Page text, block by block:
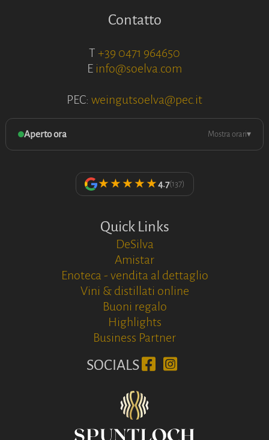
Contatto
T +39 0471 964650
E info@soelva.com
PEC: weingutsoelva@pec.it
Aperto ora Mostra orari▾
★★★★★4.7(137)
Quick Links
DeSilva
Amistar
Enoteca - vendita al dettaglio
Vini & distillati online
Buoni regalo
Highlights
Business Partner
SOCIALS